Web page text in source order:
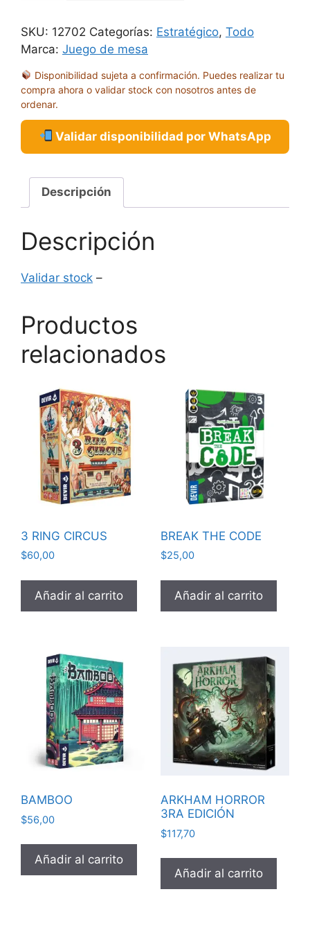
SKU: 12702 Categorías: Estratégico, Todo
Marca: Juego de mesa
Disponibilidad sujeta a confirmación. Puedes realizar tu
compra ahora o validar stock con nosotros antes de
ordenar.
Validar disponibilidad por WhatsApp
Descripción
Descripción
Validar stock –
Productos
relacionados
3 RING CIRCUS
$60,00
Añadir al carrito
BREAK THE CODE
$25,00
Añadir al carrito
BAMBOO
$56,00
Añadir al carrito
ARKHAM HORROR
3RA EDICIÓN
$117,70
Añadir al carrito